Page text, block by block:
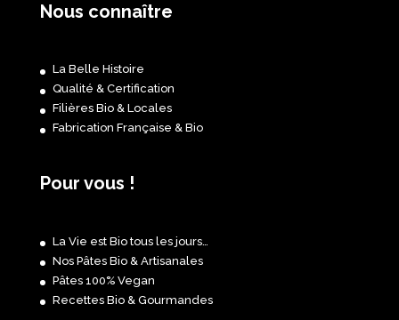
Nous connaître
La Belle Histoire
Qualité & Certification
Filières Bio & Locales
Fabrication Française & Bio
Pour vous !
La Vie est Bio tous les jours…
Nos Pâtes Bio & Artisanales
Pâtes 100% Vegan
Recettes Bio & Gourmandes